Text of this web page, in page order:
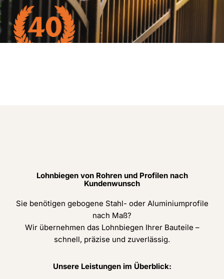
Lohnbiegen von Rohren und Profilen nach
Kundenwunsch
Sie benötigen gebogene Stahl- oder Aluminiumprofile
nach Maß?
Wir übernehmen das Lohnbiegen Ihrer Bauteile –
schnell, präzise und zuverlässig.
Unsere Leistungen im Überblick: